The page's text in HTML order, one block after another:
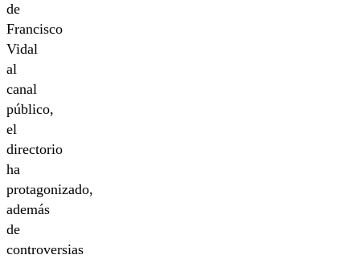
de
Francisco
Vidal
al
canal
público,
el
directorio
ha
protagonizado,
además
de
controversias